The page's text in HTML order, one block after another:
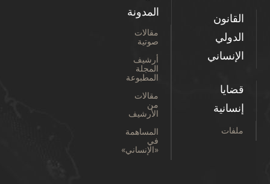
القانون
الدولي
الإنساني
قضايا
إنسانية
ملفات
المدونة
مقالات
صوتية
أرشيف
المجلة
المطبوعة
مقالات
من
الأرشيف
المساهمة
في
«الإنساني»